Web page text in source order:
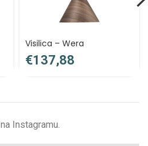
Visilica – Wera
€
na Instagramu.